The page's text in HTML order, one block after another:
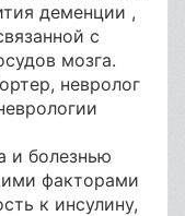
деменции ,
с
мозга.
невролог
и болезнью
факторами
к инсулину,